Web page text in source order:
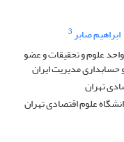
ابراهیم صابر3
علوم و تحقیقات و عضو
مدیریت ایران
تهران
علوم اقتصادی تهران